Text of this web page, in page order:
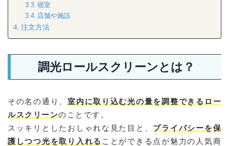
寝室
店舗や施設
注文方法
調光ロールスクリーンとは？
その名の通り、室内に取り込む光の量を調整できるロー
ルスクリーンのことです。
スッキリとしたおしゃれな見た目と、 プライバシーを保
護しつつ光を取り入れる ことができる点が魅力の人気商